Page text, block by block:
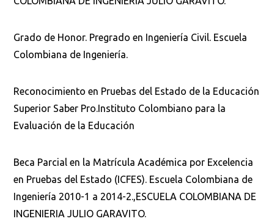
Grado de Honor. Pregrado en Ingeniería Civil. Escuela
Colombiana de Ingeniería.
Reconocimiento en Pruebas del Estado de la Educación
Superior Saber Pro.Instituto Colombiano para la
Evaluación de la Educación
Beca Parcial en la Matrícula Académica por Excelencia
en Pruebas del Estado (ICFES). Escuela Colombiana de
Ingeniería 2010-1 a 2014-2.,ESCUELA COLOMBIANA DE
INGENIERIA JULIO GARAVITO.
Buscar